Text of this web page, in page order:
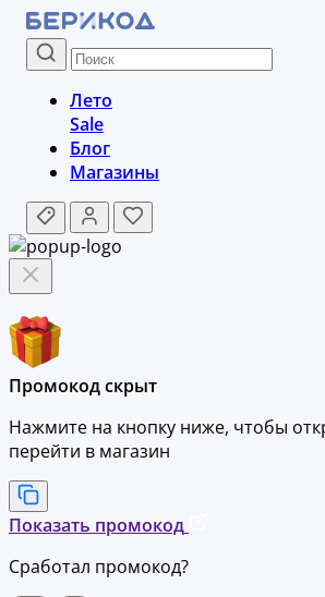
Лето
Sale
Блог
Магазины
Промокод скрыт
Нажмите на кнопку ниже, чтобы
перейти в магазин
Показать промокод
Сработал промокод?